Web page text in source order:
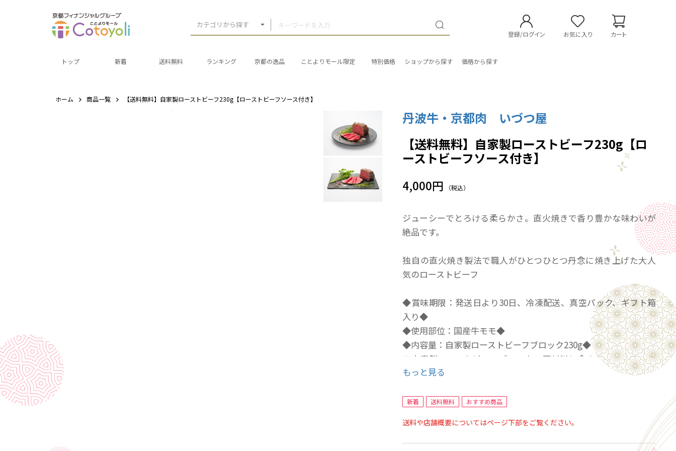
カテゴリから探す
登録/ログイン お気に入り カート
トップ 新着 送料無料 ランキング 京都の逸品 ことよりモール限定 特別価格 ショップから探す 価格から探す
ホーム 商品一覧 【送料無料】自家製ローストビーフ230g【ローストビーフソース付き】
丹波牛・京都肉 いづつ屋
【送料無料】自家製ローストビーフ230g【ロ
ーストビーフソース付き】
4,000円 （税込）
ジューシーでとろける柔らかさ。直火焼きで香り豊かな味わいが
絶品です。
独自の直火焼き製法で職人がひとつひとつ丹念に焼き上げた大人
気のローストビーフ
◆賞味期限：発送日より30日、冷凍配送、真空パック、ギフト箱
入り◆
◆使用部位：国産牛モモ◆
◆内容量：自家製ローストビーフブロック230g◆
※自家製ローストビーフブロック：原材料に含まれているアレル
ギー物質（28品目中）卵・乳成分・牛肉
もっと見る
新着 送料無料 おすすめ商品
送料や店舗概要についてはページ下部をご覧ください。